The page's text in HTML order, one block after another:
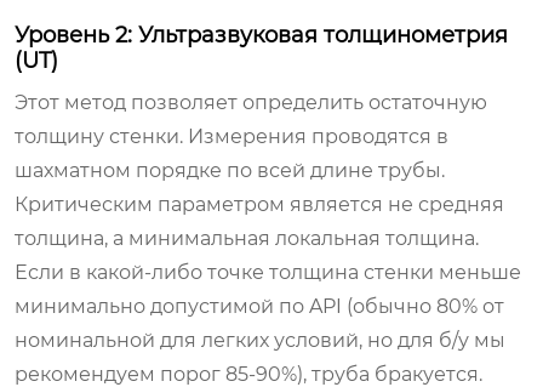
Уровень 2: Ультразвуковая толщинометрия
(UT)
Этот метод позволяет определить остаточную
толщину стенки. Измерения проводятся в
шахматном порядке по всей длине трубы.
Критическим параметром является не средняя
толщина, а минимальная локальная толщина.
Если в какой-либо точке толщина стенки меньше
минимально допустимой по API (обычно 80% от
номинальной для легких условий, но для б/у мы
рекомендуем порог 85-90%), труба бракуется.